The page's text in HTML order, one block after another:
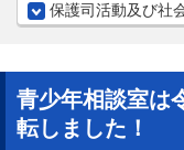
保護司活動及び社
青少年相談室は
転しました！